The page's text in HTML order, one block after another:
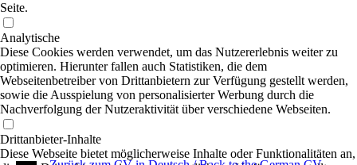
Seite.
Analytische
Diese Cookies werden verwendet, um das Nutzererlebnis weiter zu
optimieren. Hierunter fallen auch Statistiken, die dem
Webseitenbetreiber von Drittanbietern zur Verfügung gestellt werden,
sowie die Ausspielung von personalisierter Werbung durch die
Nachverfolgung der Nutzeraktivität über verschiedene Webseiten.
Drittanbieter-Inhalte
Diese Webseite bietet möglicherweise Inhalte oder Funktionalitäten an,